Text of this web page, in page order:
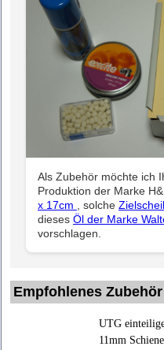
Als Zubehör möchte ich
Produktion der Marke
x 17cm , solche
dieses Öl der Marke
vorschlagen.
Empfohlenes Zubehör
UTG
11mm